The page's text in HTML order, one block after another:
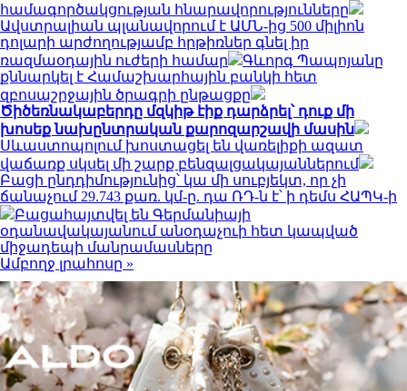
համագործակցության հնարավորությունները
Ավստրալիան պլանավորում է ԱՄՆ-ից 500 միլիոն
դոլարի արժողությամբ հրթիռներ գնել իր
ռազմաօդային ուժերի համար
Գևորգ Պապոյանը
քննարկել է Համաշխարհային բանկի հետ
զբոսաշրջային ծրագրի ընթացքը
Ծիծեռնակաբերդը մզկիթ էիք դարձրել՝ դուք մի
խոսեք նախընտրական քարոզարշավի մասին
Սևաստոպոլում խոստացել են վառելիքի ազատ
վաճառք սկսել մի շարք բենզալցակայաններում
Բացի ընդդիմությունից՝ կա մի սուբյեկտ, որ չի
ճանաչում 29.743 քառ. կմ-ը. դա ՌԴ-ն է՝ ի դեմս ՀԱՊԿ-ի
Բացահայտվել են Գերմանիայի
օդանավակայանում անօդաչուի հետ կապված
միջադեպի մանրամասները
Ամբողջ լրահոսը »